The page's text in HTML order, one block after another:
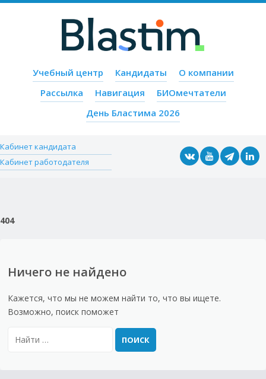
Меню
Пропустить содержимое
Учебный центр Кандидаты
О компании
Рассылка
Навигация
БИОмечтатели
День Бластима 2026
Кабинет кандидата
Кабинет работодателя
404
Ничего не найдено
Кажется, что мы не можем найти то, что вы ищете.
Возможно, поиск поможет